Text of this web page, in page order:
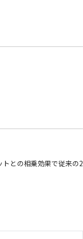
との相乗効果で従来の2